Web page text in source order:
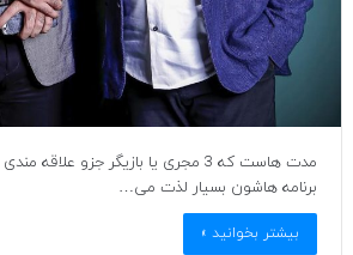
مدت هاست که 3 مجری یا بازیگر جزو
برنامه هاشون بسیار لذت می…
بیشتر بخوانید »